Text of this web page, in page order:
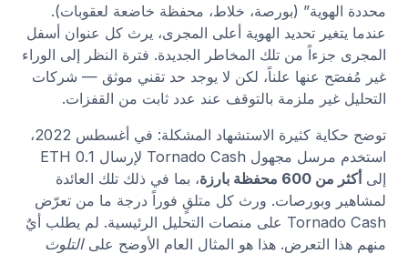
محددة الهوية” (بورصة، خلاط، محفظة خاضعة لعقوبات).
عندما يتغير تحديد الهوية أعلى المجرى، يرث كل عنوان أسفل
المجرى جزءاً من تلك المخاطر الجديدة. فترة النظر إلى الوراء
غير مُفصَح عنها علناً، لكن لا يوجد حد تقني موثق — شركات
التحليل غير ملزمة بالتوقف عند عدد ثابت من القفزات.
توضح حكاية كثيرة الاستشهاد المشكلة: في أغسطس 2022،
استخدم مرسل مجهول Tornado Cash لإرسال 0.1 ETH
إلىأكثر من 600 محفظة بارزة
، بما في ذلك تلك العائدة
لمشاهير وبورصات. ورث كل متلقٍ فوراً درجة ما من تعرّض
Tornado Cash على منصات التحليل الرئيسية. لم يطلب أيٌ
منهم هذا التعرض. هذا هو المثال العام الأوضح علىالتلوث